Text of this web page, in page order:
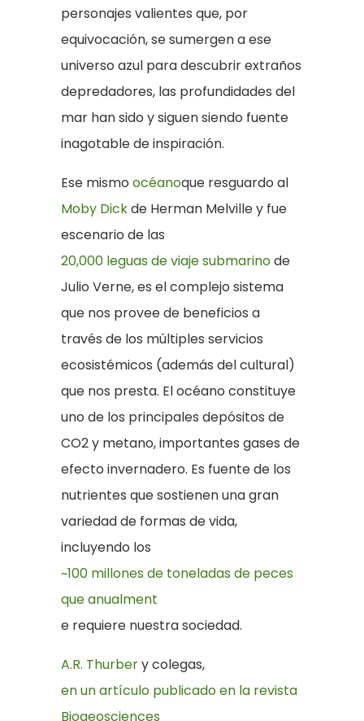
personajes valientes que, por
equivocación, se sumergen a ese
universo azul para descubrir extraños
depredadores, las profundidades del
mar han sido y siguen siendo fuente
inagotable de inspiración.
Ese mismo océanoque resguardo al
Moby Dickde Herman Melville y fue
escenario de las
20,000 leguas de viaje submarinode
Julio Verne, es el complejo sistema
que nos provee de beneficios a
través de los múltiples servicios
ecosistémicos (además del cultural)
que nos presta. El océano constituye
uno de los principales depósitos de
CO2 y metano, importantes gases de
efecto invernadero. Es fuente de los
nutrientes que sostienen una gran
variedad de formas de vida,
incluyendo los
~100 millones de toneladas de peces
que anualment
e requiere nuestra sociedad.
A.R. Thurbery colegas,
en un artículo publicado en la revista
Biogeosciences